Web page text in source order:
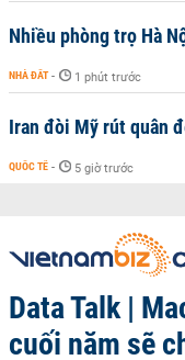
Nhiều phòng trọ Hà
NHÀ ĐẤT - 1 phút trước
Iran đòi Mỹ rút quân
QUỐC TẾ - 5 giờ trước
Data Talk |
cuối năm sẽ